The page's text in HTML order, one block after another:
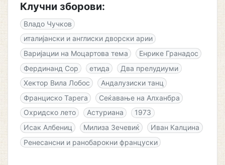
Клучни зборови:
Владо Чучков
италијански и англиски дворски арии
Варијации на Моцартова тема
Енрике Гранадос
Фердинанд Сор
етида
Два прелудиуми
Хектор Вила Лобос
Андалузиски танц
Франциско Тарега
Сеќавање на Алханбра
Охридско лето
Астуриана
1973
Исак Албениц
Милиза Зечевиќ
Иван Калцина
Ренесансни и ранобарокни француски